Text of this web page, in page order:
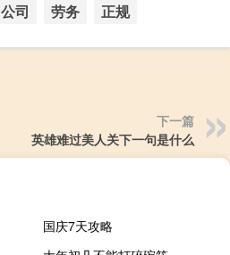
公司 劳务 正规
下一篇
英雄难过美人关下一句是什么
国庆7天攻略